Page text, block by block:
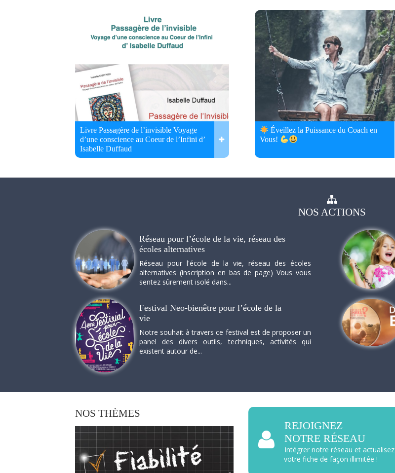
Livre Passagère de l’invisible Voyage
d’une conscience au Coeur de l’Infini d’
Isabelle Duffaud
Éveillez la Puissance du Coach en
Vous!
NOS ACTIONS
Réseau pour l’école de la vie, réseau des
écoles alternatives
Réseau pour l'école de la vie, réseau des écoles
alternatives (inscription en bas de page) Vous vous
sentez sûrement isolé dans...
Festival Neo-bienêtre pour l’école de la
vie
Notre souhait à travers ce festival est de proposer un
panel des divers outils, techniques, activités qui
existent autour de...
NOS THÈMES
REJOIGNEZ
NOTRE RÉSEAU
Intégrer notre réseau et actualisez
votre fiche de façon illimitée !